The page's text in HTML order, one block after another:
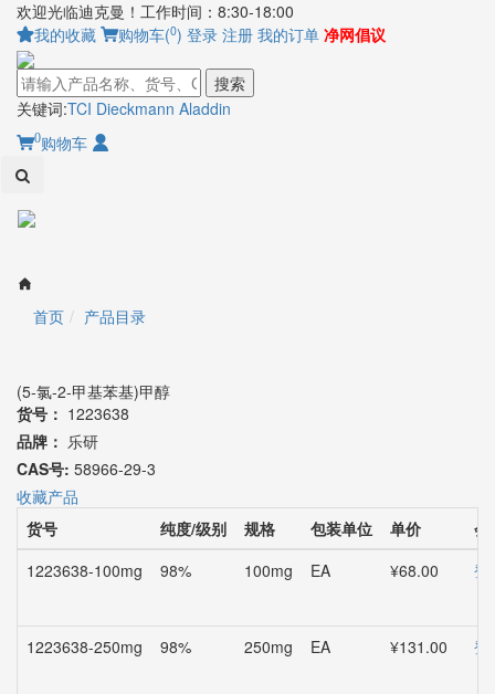
欢迎光临迪克曼！工作时间：8:30-18:00
我的收藏
购物车(0) 登录 注册 我的订单 净网倡议
搜索
关键词:TCI Dieckmann Aladdin
0购物车
首页 产品目录
(5-氯-2-甲基苯基)甲醇
货号： 1223638
品牌： 乐研
CAS号: 58966-29-3
收藏产品
货号
纯度/级别 规格 包装单位 单价
会
1223638-100mg
98% 100mg EA ¥68.00 登
1223638-250mg 98% 250mg EA ¥131.00 登